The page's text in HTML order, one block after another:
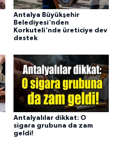
Antalya Büyükşehir
Belediyesi'nden
Korkuteli'nde üreticiye dev
destek
Antalyalılar dikkat: O
sigara grubuna da zam
geldi!